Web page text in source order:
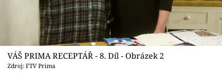
VÁŠ PRIMA RECEPTÁŘ - 8. Díl - Obrázek 2
Zdroj: FTV Prima